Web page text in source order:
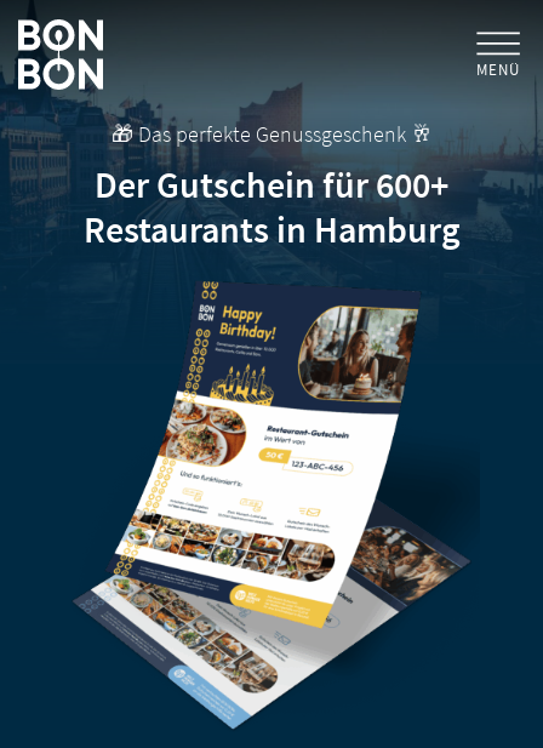
GUTSCHEIN EINLÖSEN
+
FÜR FIRMEN/ MITARBEITERGESCHENK
+
GESCHENKGUTSCHEINE
FÜR GASTRONOMEN
MENÜ
🎁 Das perfekte Genussgeschenk 🥂
Der Gutschein für 600+
Restaurants in Hamburg